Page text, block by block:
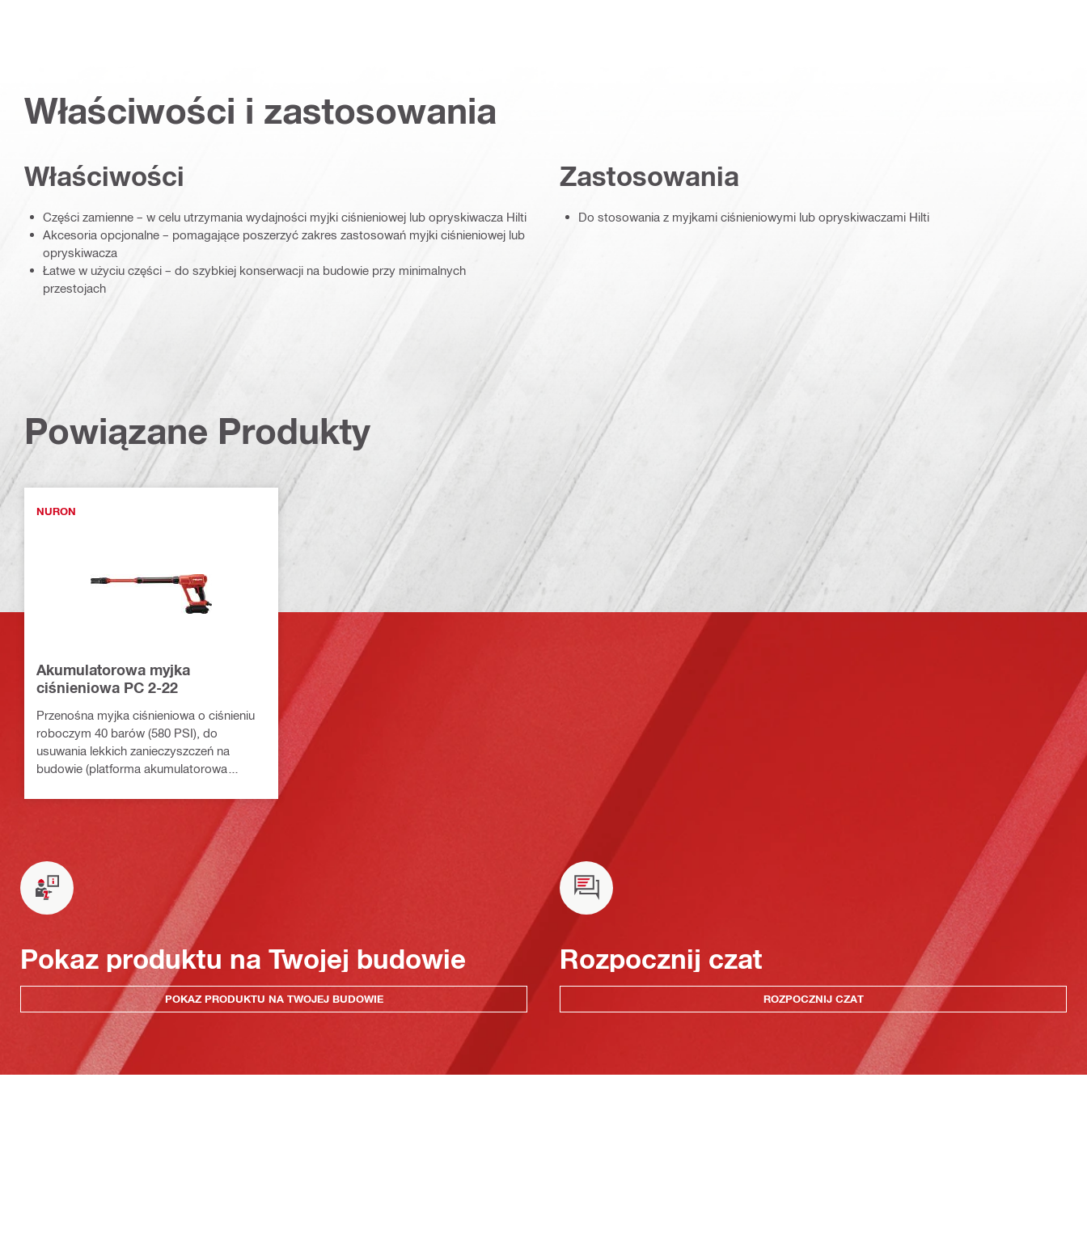
Właściwości i zastosowania
Właściwości
Części zamienne – w celu utrzymania wydajności myjki ciśnieniowej lub opryskiwacza Hilti
Akcesoria opcjonalne – pomagające poszerzyć zakres zastosowań myjki ciśnieniowej lub
opryskiwacza
Łatwe w użyciu części – do szybkiej konserwacji na budowie przy minimalnych
przestojach
Zastosowania
Do stosowania z myjkami ciśnieniowymi lub opryskiwaczami Hilti
Powiązane Produkty
NURON
Akumulatorowa myjka
ciśnieniowa PC 2-22
Przenośna myjka ciśnieniowa o ciśnieniu
roboczym 40 barów (580 PSI), do
usuwania lekkich zanieczyszczeń na
budowie (platforma akumulatorowa
Pokaz produktu na Twojej budowie
POKAZ PRODUKTU NA TWOJEJ BUDOWIE
Rozpocznij czat
ROZPOCZNIJ CZAT